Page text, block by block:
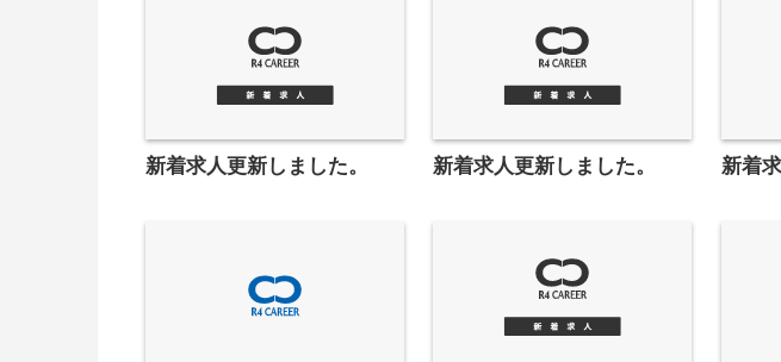
新着求人更新しました。 新着求人更新しました。 新着